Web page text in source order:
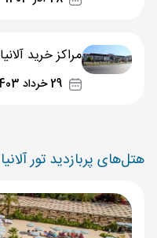
مراکز خرید آلانیا
29 خرداد 1403
هتل‌های پربازدید تور آلانیا